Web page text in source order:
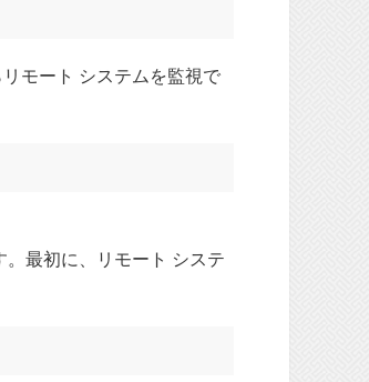
モート システムを監視で
最初に、リモート システ